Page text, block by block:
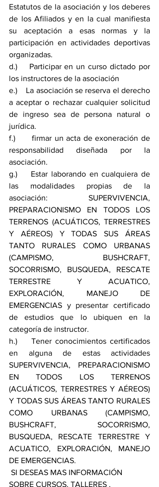
Estatutos de la asociación y los deberes
de los Afiliados y en la cual manifiesta
su aceptación a esas normas y la
participación en actividades deportivas
organizadas.
d.)    Participar en un curso dictado por
los instructores de la asociación
e.)    La asociación se reserva el derecho
a aceptar o rechazar cualquier solicitud
de ingreso sea de persona natural o
jurídica.
f.)      firmar un acta de exoneración de
responsabilidad diseñada por la
asociación.
g.)    Estar laborando en cualquiera de
las modalidades propias de la
asociación: SUPERVIVENCIA,
PREPARACIONISMO EN TODOS LOS
TERRENOS (ACUÁTICOS, TERRESTRES
Y AÉREOS) Y TODAS SUS ÁREAS
TANTO RURALES COMO URBANAS
(CAMPISMO, BUSHCRAFT,
SOCORRISMO, BUSQUEDA, RESCATE
TERRESTRE Y ACUATICO,
EXPLORACIÓN, MANEJO DE
EMERGENCIAS y presentar certificado
de estudios que lo ubiquen en la
categoría de instructor.
h.)    Tener conocimientos certificados
en alguna de estas actividades
SUPERVIVENCIA, PREPARACIONISMO
EN TODOS LOS TERRENOS
(ACUÁTICOS, TERRESTRES Y AÉREOS)
Y TODAS SUS ÁREAS TANTO RURALES
COMO URBANAS (CAMPISMO,
BUSHCRAFT, SOCORRISMO,
BUSQUEDA, RESCATE TERRESTRE Y
ACUATICO, EXPLORACIÓN, MANEJO
DE EMERGENCIAS.
SOBRE CURSOS, TALLERES ,